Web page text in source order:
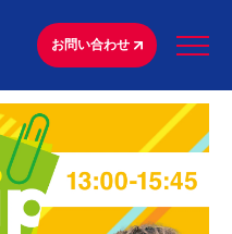
お問い合わせ